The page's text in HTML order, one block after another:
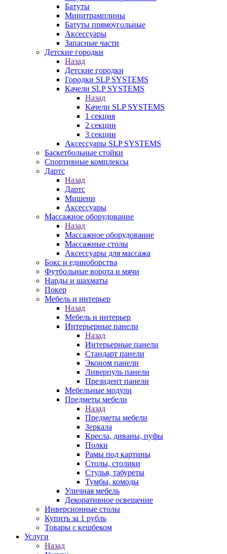
Батуты
Минитрамплины
Батуты прямоугольные
Аксессуары
Запасные части
Детские городки
Назад
Детские городки
Городки SLP SYSTEMS
Качели SLP SYSTEMS
Назад
Качели SLP SYSTEMS
1 секция
2 секции
3 секции
Аксессуары SLP SYSTEMS
Баскетбольные стойки
Спортивные комплексы
Дартс
Назад
Дартс
Мишени
Аксессуары
Массажное оборудование
Назад
Массажное оборудование
Массажные столы
Аксессуары для массажа
Бокс и единоборства
Футбольные ворота и мячи
Нарды и шахматы
Покер
Мебель и интерьер
Назад
Мебель и интерьер
Интерьерные панели
Назад
Интерьерные панели
Стандарт панели
Эконом панели
Ливерпуль панели
Президент панели
Мебельные модули
Предметы мебели
Назад
Предметы мебели
Зеркала
Кресла, диваны, пуфы
Полки
Рамы под картины
Столы, столики
Стулья, табуреты
Тумбы, комоды
Уличная мебель
Декоративное освещение
Инверсионные столы
Купить за 1 рубль
Товары с кешбеком
Услуги
Назад